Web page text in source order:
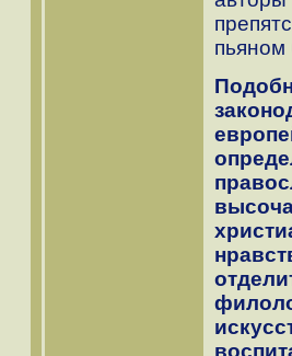
пьяном